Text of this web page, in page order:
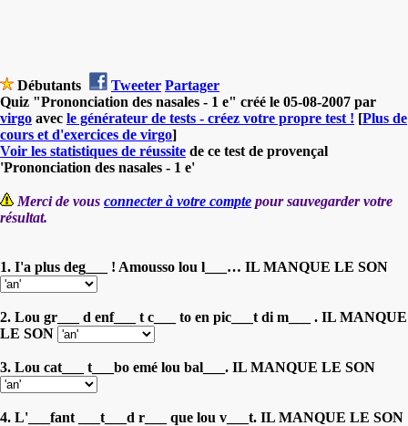
Débutants Tweeter Partager
Quiz "Prononciation des nasales - 1 e" créé le 05-08-2007 par
virgo avec le générateur de tests - créez votre propre test ! [Plus de
cours et d'exercices de virgo]
Voir les statistiques de réussite de ce test de provençal
'Prononciation des nasales - 1 e'
Merci de vous connecter à votre compte pour sauvegarder votre
résultat.
1. I'a plus deg___ ! Amousso lou l___… IL MANQUE LE SON
2. Lou gr___ d enf___ t c___ to en pic___t di m___ . IL MANQUE
LE SON
3. Lou cat___ t___bo emé lou bal___. IL MANQUE LE SON
4. L'___fant ___t___d r___ que lou v___t. IL MANQUE LE SON